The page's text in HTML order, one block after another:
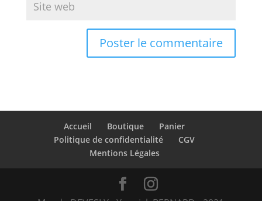
Accueil Boutique
Panier
Politique de confidentialité
CGV
Mentions Légales